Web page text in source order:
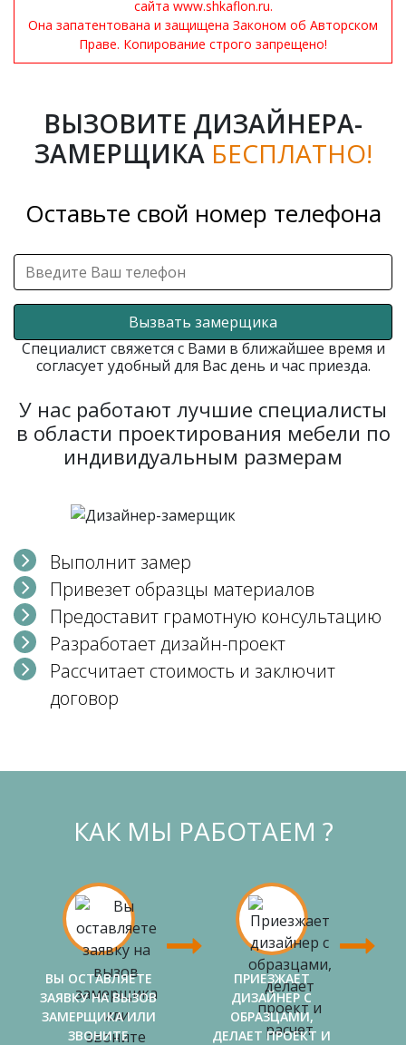
сайта www.shkaflon.ru.
Она запатентована и защищена Законом об Авторском
Праве. Копирование строго запрещено!
ВЫЗОВИТЕ ДИЗАЙНЕРА-
ЗАМЕРЩИКА БЕСПЛАТНО!
Оставьте свой номер телефона
Вызвать замерщика
Специалист свяжется с Вами в ближайшее время и
согласует удобный для Вас день и час приезда.
У нас работают лучшие специалисты
в области проектирования мебели по
индивидуальным размерам
Выполнит замер
Привезет образцы материалов
Предоставит грамотную консультацию
Разработает дизайн-проект
Рассчитает стоимость и заключит
договор
КАК МЫ РАБОТАЕМ ?
ВЫ ОСТАВЛЯЕТЕ
ЗАЯВКУ НА ВЫЗОВ
ЗАМЕРЩИКА ИЛИ
ЗВОНИТЕ
ПРИЕЗЖАЕТ
ДИЗАЙНЕР С
ОБРАЗЦАМИ,
ДЕЛАЕТ ПРОЕКТ И